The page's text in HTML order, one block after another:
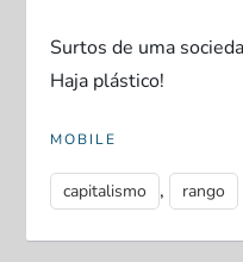
Surtos de uma
Haja plástico!
MOBILE
capitalismo , rango